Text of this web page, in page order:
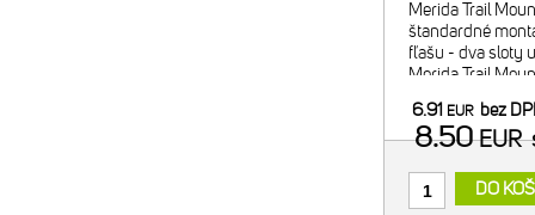
Merida Trail
štandardné
fľašu - dva sloty
Merida Trail
minipumpy) -
6.91 EUR bez
8.50EUR
DO